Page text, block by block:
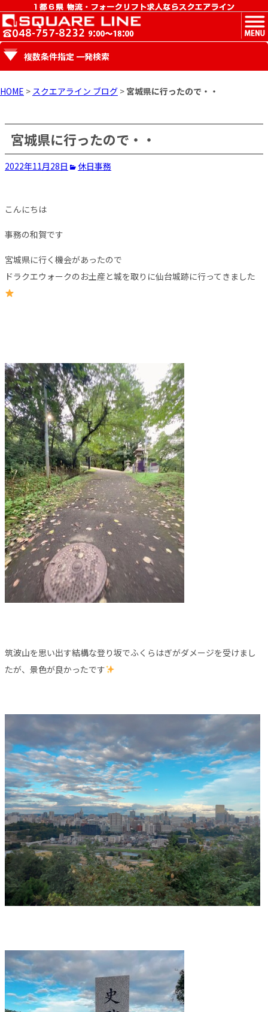
MENU
複数条件指定 一発検索
HOME > スクエアライン ブログ > 宮城県に行ったので・・
宮城県に行ったので・・
2022年11月28日 休日事務
こんにちは
事務の和賀です
宮城県に行く機会があったので
ドラクエウォークのお土産と城を取りに仙台城跡に行ってきました
筑波山を思い出す結構な登り坂でふくらはぎがダメージを受けまし
たが、景色が良かったです